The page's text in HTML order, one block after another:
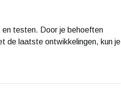
en testen. Door je behoeften
de laatste ontwikkelingen, kun je